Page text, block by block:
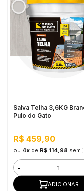
Salva Telha 3,6KG
Pulo do Gato
R$ 459,90
ou 4xde R$ 114,98 sem
-
ADICIONAR